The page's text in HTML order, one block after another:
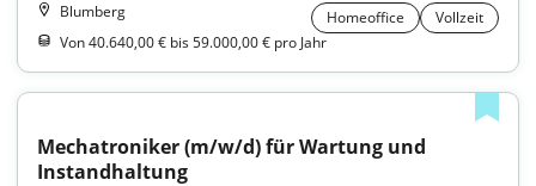
Blumberg Homeoffice
Vollzeit
Von 40.640,00 € bis 59.000,00 € pro Jahr
Mechatroniker (m/w/d) für Wartung und
Instandhaltung